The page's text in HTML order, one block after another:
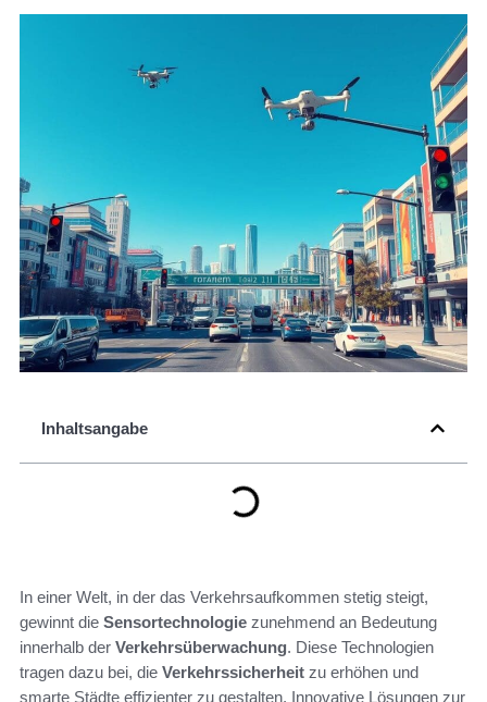
Inhaltsangabe
In einer Welt, in der das Verkehrsaufkommen stetig steigt,
gewinnt die Sensortechnologie zunehmend an Bedeutung
innerhalb der Verkehrsüberwachung. Diese Technologien
tragen dazu bei, die Verkehrssicherheit zu erhöhen und
smarte Städte effizienter zu gestalten. Innovative Lösungen zur